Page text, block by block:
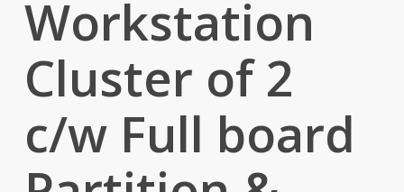
Workstation
Cluster of 2
c/w Full board